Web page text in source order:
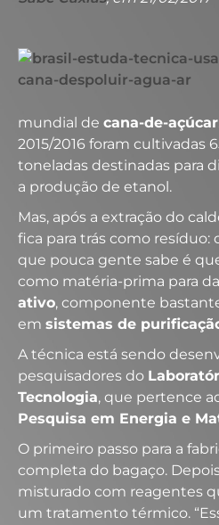
mundial de cana-de-açúcar
2015/2016 foram cultivadas
toneladas destinadas para
a produção de etanol.
Mas, após a extração do
fica para trás como resíduo:
que pouca gente sabe é
como matéria-prima para
ativo, componente
em sistemas de
A técnica está sendo
pesquisadores do
Tecnologia, que pertence
Pesquisa em Energia e
O primeiro passo para a
completa do bagaço.
misturado com reagentes
um tratamento térmico.